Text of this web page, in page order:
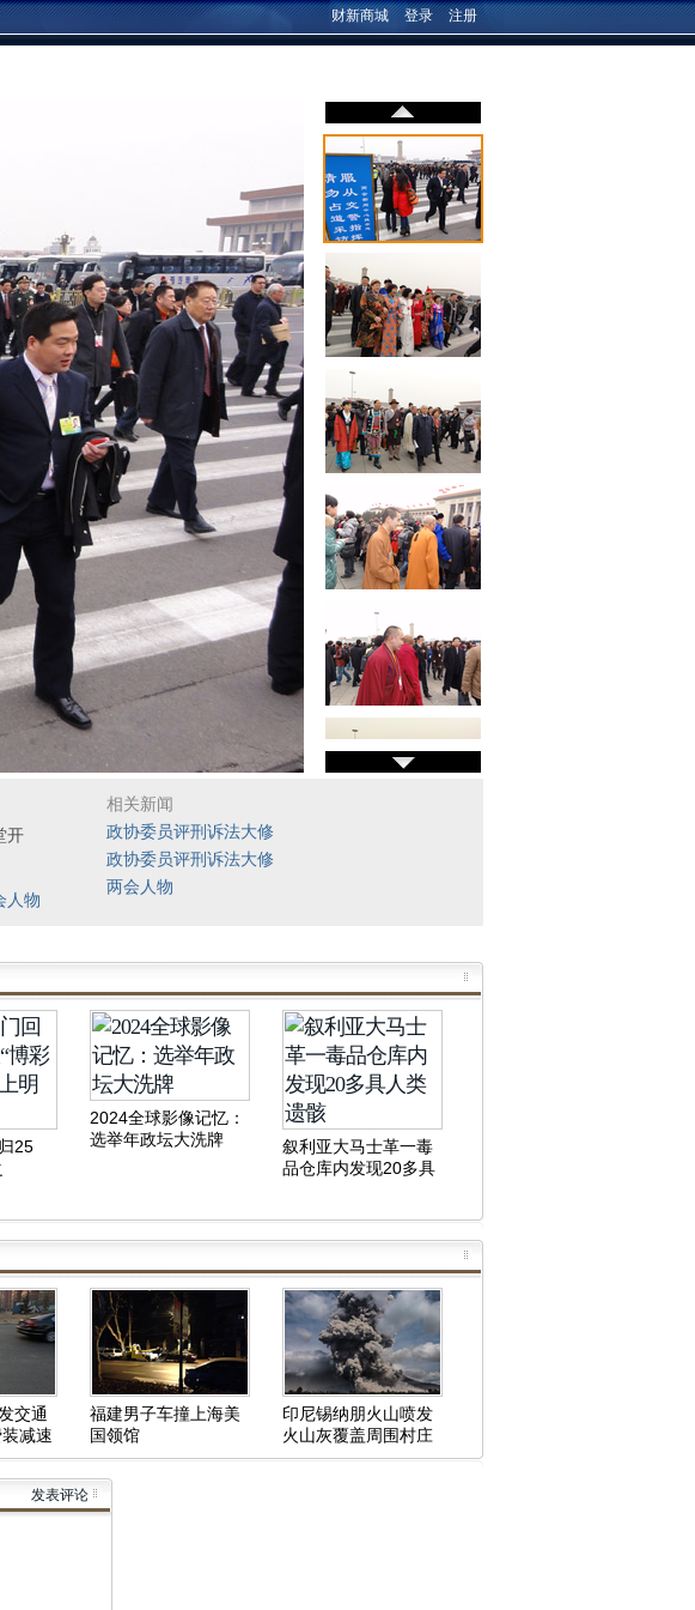
财新商城 登录 注册
开
人物
相关新闻
政协委员评刑诉法大修
政协委员评刑诉法大修
两会人物
25
2024全球影像记忆：
选举年政坛大洗牌
叙利亚大马士革一毒
品仓库内发现20多具
交通
减速
福建男子车撞上海美
国领馆
印尼锡纳朋火山喷发
火山灰覆盖周围村庄
发表评论